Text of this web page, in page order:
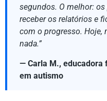
segundos. O melhor:
receber os relatórios e
com o progresso. Hoje,
nada.”
— Carla M., educadora
em autismo